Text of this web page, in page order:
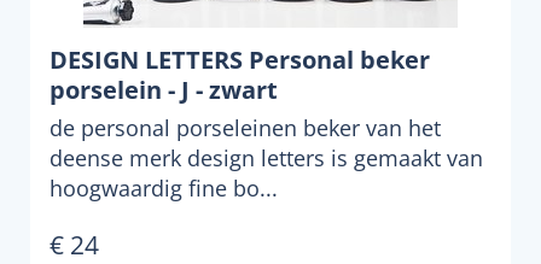
DESIGN LETTERS Personal beker
porselein - J - zwart
de personal porseleinen beker van het
deense merk design letters is gemaakt van
hoogwaardig fine bo...
€ 24